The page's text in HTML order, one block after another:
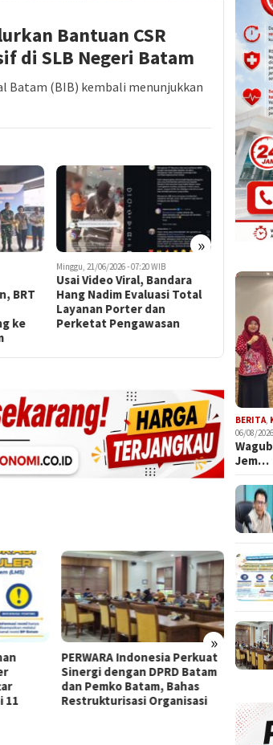
Bantuan CSR
di SLB Negeri Batam
Batam (BIB) kembali menunjukkan
»
BRT
ke
Minggu, 21/06/2026 - 07:20 WIB
Usai Video Viral, Bandara
Hang Nadim Evaluasi Total
Layanan Porter dan
Perketat Pengawasan
Dunia
Budhi:
»
11
PERWARA Indonesia Perkuat
Sinergi dengan DPRD Batam
dan Pemko Batam, Bahas
Restrukturisasi Organisasi
OJK:
BERITA,
06/08/
Jem…